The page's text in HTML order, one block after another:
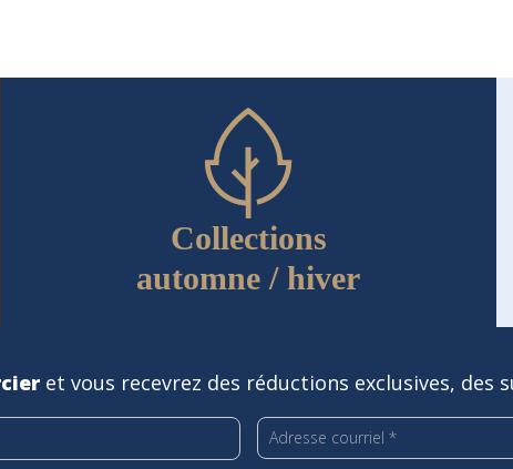
Collections
automne / hiver
et vous recevrez des réductions exclusives, des